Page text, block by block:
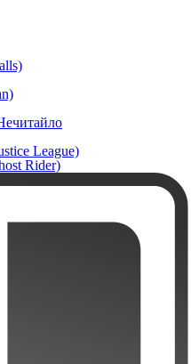
League)
Rider)